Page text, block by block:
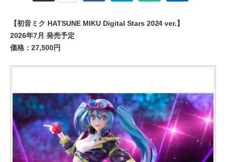
【初音ミク HATSUNE MIKU Digital Stars 2024 ver.】
2026年7月 発売予定
価格：27,500円